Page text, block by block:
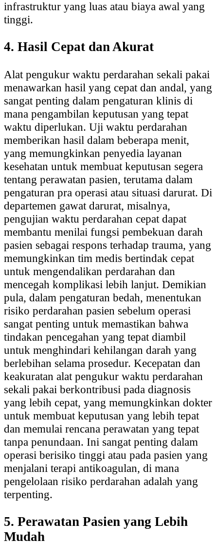
infrastruktur yang luas atau biaya awal yang
tinggi.
4. Hasil Cepat dan Akurat
Alat pengukur waktu perdarahan sekali pakai
menawarkan hasil yang cepat dan andal, yang
sangat penting dalam pengaturan klinis di
mana pengambilan keputusan yang tepat
waktu diperlukan. Uji waktu perdarahan
memberikan hasil dalam beberapa menit,
yang memungkinkan penyedia layanan
kesehatan untuk membuat keputusan segera
tentang perawatan pasien, terutama dalam
pengaturan pra operasi atau situasi darurat. Di
departemen gawat darurat, misalnya,
pengujian waktu perdarahan cepat dapat
membantu menilai fungsi pembekuan darah
pasien sebagai respons terhadap trauma, yang
memungkinkan tim medis bertindak cepat
untuk mengendalikan perdarahan dan
mencegah komplikasi lebih lanjut. Demikian
pula, dalam pengaturan bedah, menentukan
risiko perdarahan pasien sebelum operasi
sangat penting untuk memastikan bahwa
tindakan pencegahan yang tepat diambil
untuk menghindari kehilangan darah yang
berlebihan selama prosedur. Kecepatan dan
keakuratan alat pengukur waktu perdarahan
sekali pakai berkontribusi pada diagnosis
yang lebih cepat, yang memungkinkan dokter
untuk membuat keputusan yang lebih tepat
dan memulai rencana perawatan yang tepat
tanpa penundaan. Ini sangat penting dalam
operasi berisiko tinggi atau pada pasien yang
menjalani terapi antikoagulan, di mana
pengelolaan risiko perdarahan adalah yang
terpenting.
5. Perawatan Pasien yang Lebih
Mudah